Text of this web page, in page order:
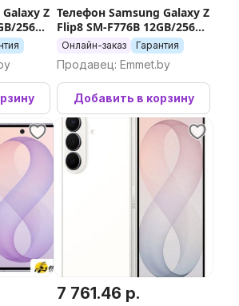
Z
256GB
Телефон Samsung Galaxy Z
Flip8 SM-F776B 12GB/256GB
(серый)
Онлайн-заказ Гарантия
Продавец: Emmet.by
Добавить в корзину
7 761.46 р.